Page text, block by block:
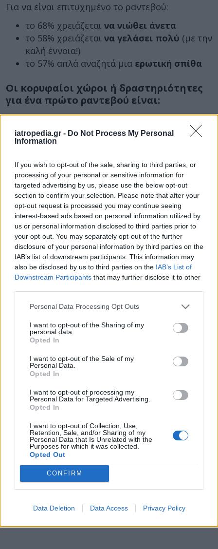
iatropedia.gr - Do Not Process My Personal
Information
If you wish to opt-out of the sale, sharing to third parties, or
processing of your personal or sensitive information for
targeted advertising by us, please use the below opt-out
section to confirm your selection. Please note that after your
opt-out request is processed you may continue seeing
interest-based ads based on personal information utilized by
us or personal information disclosed to third parties prior to
your opt-out. You may separately opt-out of the further
disclosure of your personal information by third parties on the
IAB’s list of downstream participants. This information may
also be disclosed by us to third parties on the IAB’s List of
Downstream Participants that may further disclose it to other
Personal Data Processing Opt Outs
I want to opt-out of the Sharing of my
personal data.
Opted In
I want to opt-out of the Sale of my
Personal Data.
Opted In
I want to opt-out of processing my
Personal Data for Targeted Advertising.
Opted In
I want to opt-out of Collection, Use,
Retention, Sale, and/or Sharing of my
Personal Data that Is Unrelated with the
Purposes for which it was collected.
Opted Out
CONFIRM
Data Deletion Data Access Privacy Policy
Για να είναι επιτυχημένο το ραντεβού:
το 68% χρειάζεται να νιώθει άνετα
το 58% χρειάζεται να γελάσει πολύ (με την
καλή έννοια!)
το 57% απλά αναζητά μια ερωτική σπίθα
Οι κορυφαίοι χώροι ή δραστηριότητες
για ένα πρώτο ραντεβού είναι:
δείπνο σε εστιατόριο (38%)
ποτό σε μπαρ (29%)
μια βόλτα με αμάξι/πόδια (22%)
Οι 20 κορυφαίες δικαιολογίες που λένε
οι άνθρωποι για να βγουν από ραντεβού:
Δεν αισθάνομαι καλά – Είμαι άρρωστος/η
Ένα μέλος της οικογένειας είναι άρρωστο
Επείγουσα ανάγκη στη δουλειά
Έχω πονοκέφαλο
Ξέχασα κάτι σημαντικό που πρέπει να κάνω
Συνειδητοποιώ ότι δεν είμαι έτοιμος/η για
μια σχέση
Μόλις ήρθαν επίσκεψη κάτι φίλοι/συγγενείς
αιφνιδιαστικά
Έχω κολλήσει στην κίνηση
Αρρώστησε η γάτα/σκύλος μου
Ξεχάστηκα και έφαγα ήδη
Δεν μπορώ να βρω τραπέζει εκεί που θέλω
Με έπιασε αλλεργία
Με συνέλαβε η αστυνομία!
Μου θυμίζεις έντονα τον/την αδερφό/ή μου
Μόλις με κλέψανε!
Μου θυμίζεις πολύ τον/την πρώην μου
Έσπασαν τα νερά στο σπίτι!
Πηγή:https://studyfinds.org
φωτό: iStock